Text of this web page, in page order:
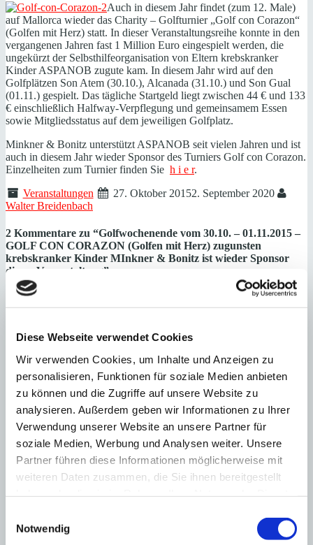
Diese Webseite verwendet Cookies
Wir verwenden Cookies, um Inhalte und Anzeigen zu
personalisieren, Funktionen für soziale Medien anbieten
zu können und die Zugriffe auf unsere Website zu
analysieren. Außerdem geben wir Informationen zu Ihrer
Verwendung unserer Website an unsere Partner für
soziale Medien, Werbung und Analysen weiter. Unsere
Partner führen diese Informationen möglicherweise mit
weiteren Daten zusammen, die Sie ihnen bereitgestellt
Notwendig
Auch in diesem Jahr findet (zum 12. Male)
auf Mallorca wieder das Charity – Golfturnier „Golf con Corazon“
(Golfen mit Herz) statt. In dieser Veranstaltungsreihe konnte in den
vergangenen Jahren fast 1 Million Euro eingespielt werden, die
ungekürzt der Selbsthilfeorganisation von Eltern krebskranker
Kinder ASPANOB zugute kam. In diesem Jahr wird auf den
Golfplätzen Son Atem (30.10.), Alcanada (31.10.) und Son Gual
(01.11.) gespielt. Das tägliche Startgeld liegt zwischen 44 € und 133
€ einschließlich Halfway-Verpflegung und gemeinsamem Essen
sowie Mitgliedsstatus auf dem jeweiligen Golfplatz.
Minkner & Bonitz unterstützt ASPANOB seit vielen Jahren und ist
auch in diesem Jahr wieder Sponsor des Turniers Golf con Corazon.
Einzelheiten zum Turnier finden Sie h i e r.
Veranstaltungen
27. Oktober 20152. September 2020
Walter Breidenbach
2 Kommentare zu “Golfwochenende vom 30.10. – 01.11.2015 –
GOLF CON CORAZON (Golfen mit Herz) zugunsten
krebskranker Kinder MInkner & Bonitz ist wieder Sponsor
dieser Veranstaltung”
Rolf von Hartenstein
27. Oktober 2015
Das soziale Engagement von Minkner & Partner gefällt uns.
unterstützen. Können Sie uns eine Kontonummer des Vereins
übermitteln. Besten Dank. Ihr Rolf von Hartenstein
Antworten
Sigrid Horstmann schreibt:
23. November 2015
Liebes Minkner-Team,
ich war leider zur Zeit des Golfturniers nicht auf Mallorca, so
dass ich nicht teilnehmen konnte. Gern will ich aber auch
etwas für die gute Sache tun. Können Sie mir bitte die